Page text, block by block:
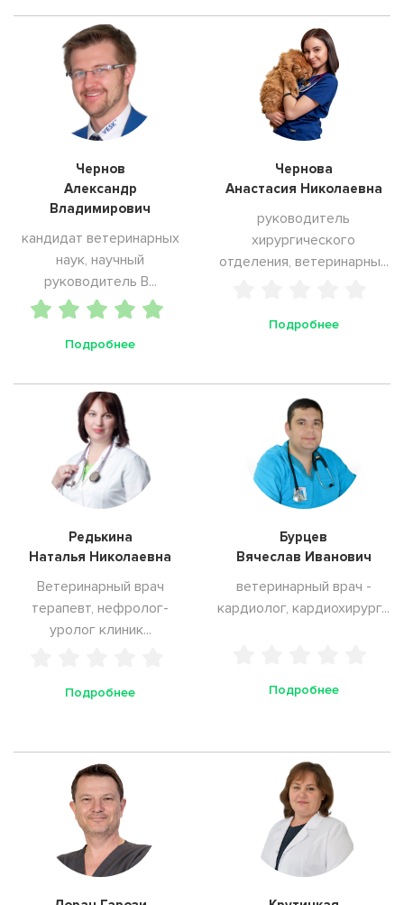
Чернов
Александр
Владимирович
кандидат ветеринарных
наук, научный
руководитель В...
Подробнее
Чернова
Анастасия Николаевна
руководитель
хирургического
отделения, ветеринарны...
Подробнее
Редькина
Наталья Николаевна
Ветеринарный врач
терапевт, нефролог-
уролог клиник...
Подробнее
Бурцев
Вячеслав Иванович
ветеринарный врач -
кардиолог, кардиохирург...
Подробнее